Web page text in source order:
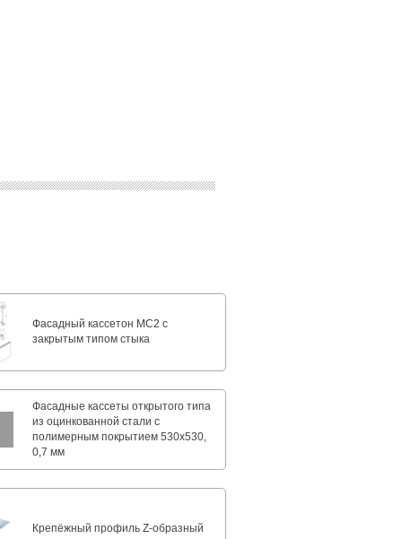
Фасадный кассетон МС2 с
закрытым типом стыка
Фасадные кассеты открытого типа
из оцинкованной стали с
полимерным покрытием 530х530,
0,7 мм
Крепёжный профиль Z-образный